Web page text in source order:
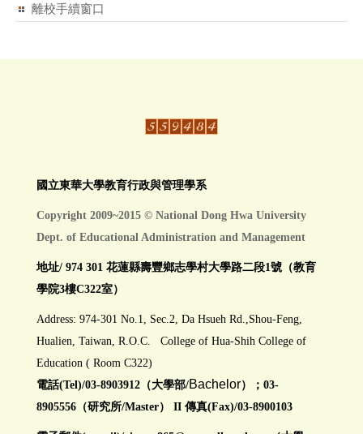
離校手續窗口
國立東華大學教育行政與管理學系
Copyright 2009~2015 © National Dong Hwa University
Dept. of Educational Administration and Management
地址/ 974 301 花蓮縣壽豐鄉志學村大學路二段1號（教育
學院3樓C322室）
Address: 974-301 No.1, Sec.2, Da Hsueh Rd.,Shou-Feng,
Hualien, Taiwan, R.O.C. College of Hua-Shih College of
Education ( Room C322)
電話(Tel)/03-8903912（大學部/Bachelor）；03-
8905556（研究所/Master） II 傳真(Fax)/03-8900103